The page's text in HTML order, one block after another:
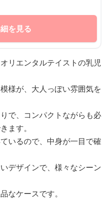
を見る
リエンタルテイストの乳児
様が、大人っぽい雰囲気を
で、コンパクトながらも必
ます。
いるので、中身が一目で確
デザインで、様々なシーン
なケースです。